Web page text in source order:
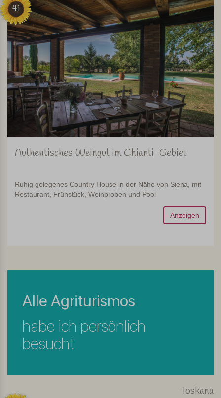
41
Authentisches Weingut im Chianti-Gebiet
Ruhig gelegenes Country House in der Nähe von Siena, mit
Restaurant, Frühstück, Weinproben und Pool
Anzeigen
Alle Agriturismos
habe ich persönlich
besucht
Toskana